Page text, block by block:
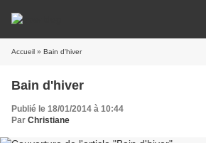
Accueil » Bain d'hiver
Bain d'hiver
Publié le 18/01/2014 à 10:44
Par Christiane